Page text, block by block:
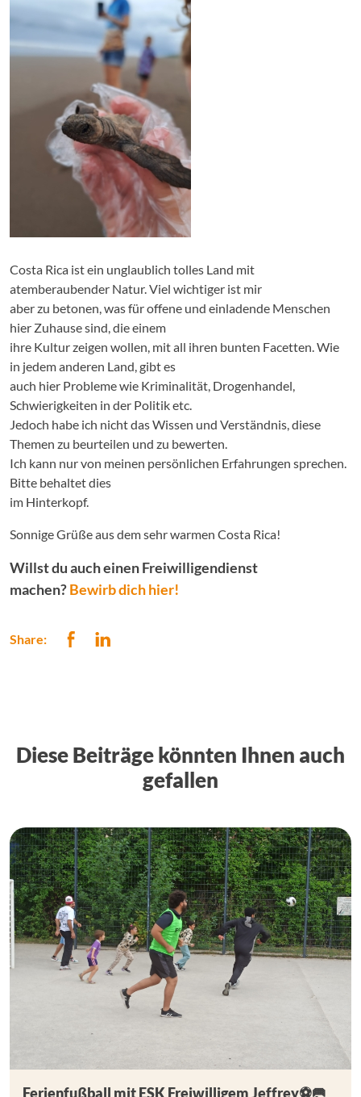
Costa Rica ist ein unglaublich tolles Land mit
atemberaubender Natur. Viel wichtiger ist mir
aber zu betonen, was für offene und einladende Menschen
hier Zuhause sind, die einem
ihre Kultur zeigen wollen, mit all ihren bunten Facetten. Wie
in jedem anderen Land, gibt es
auch hier Probleme wie Kriminalität, Drogenhandel,
Schwierigkeiten in der Politik etc.
Jedoch habe ich nicht das Wissen und Verständnis, diese
Themen zu beurteilen und zu bewerten.
Ich kann nur von meinen persönlichen Erfahrungen sprechen.
Bitte behaltet dies
im Hinterkopf.
Sonnige Grüße aus dem sehr warmen Costa Rica!
Willst du auch einen Freiwilligendienst
machen?Bewirb dich hier!
Share:
Diese Beiträge könnten Ihnen auch
gefallen
Ferienfußball mit ESK Freiwilligem Jeffrey⚽🥅